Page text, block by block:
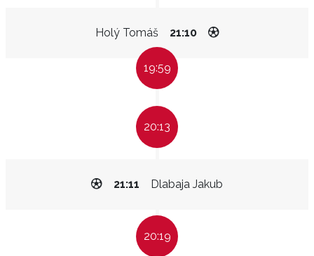
Holý Tomáš 21:10
19:59
20:13
Dlabaja Jakub
21:11
20:19